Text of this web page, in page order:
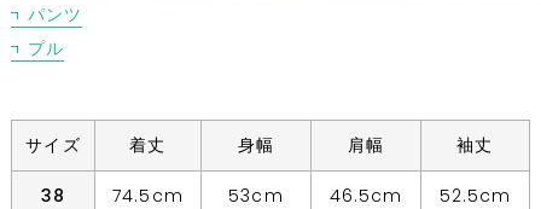
パンツ
プル
サイズ 着丈 身幅 肩幅 袖丈
38 74.5cm 53cm 46.5cm 52.5cm